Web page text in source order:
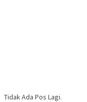
Tidak Ada Pos Lagi.